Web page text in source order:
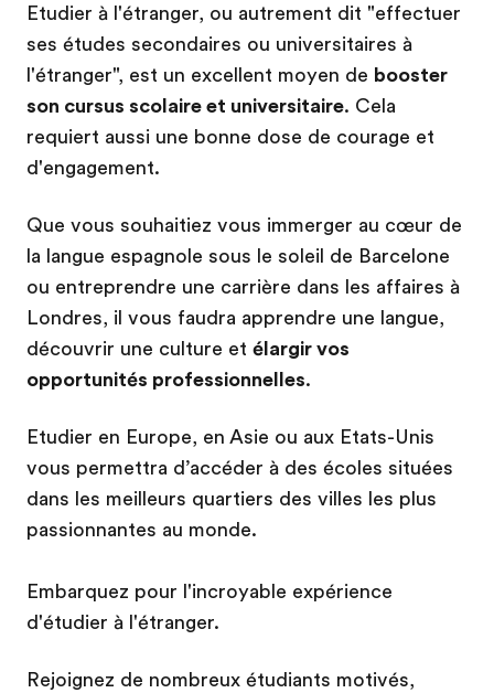
Etudier à l'étranger, ou autrement dit "effectuer
ses études secondaires ou universitaires à
l'étranger", est un excellent moyen de booster
son cursus scolaire et universitaire. Cela
requiert aussi une bonne dose de courage et
d'engagement.
Que vous souhaitiez vous immerger au cœur de
la langue espagnole sous le soleil de Barcelone
ou entreprendre une carrière dans les affaires à
Londres, il vous faudra apprendre une langue,
découvrir une culture et élargir vos
opportunités professionnelles.
Etudier en Europe, en Asie ou aux Etats-Unis
vous permettra d’accéder à des écoles situées
dans les meilleurs quartiers des villes les plus
passionnantes au monde.
Embarquez pour l'incroyable expérience
d'étudier à l'étranger.
Rejoignez de nombreux étudiants motivés,